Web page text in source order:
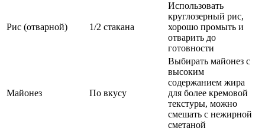
Рис (отварной) 1/2 стакана
Использовать
круглозерный рис,
хорошо промыть и
отварить до
готовности
Майонез По вкусу
Выбирать майонез с
высоким
содержанием жира
для более кремовой
текстуры, можно
смешать с нежирной
сметаной